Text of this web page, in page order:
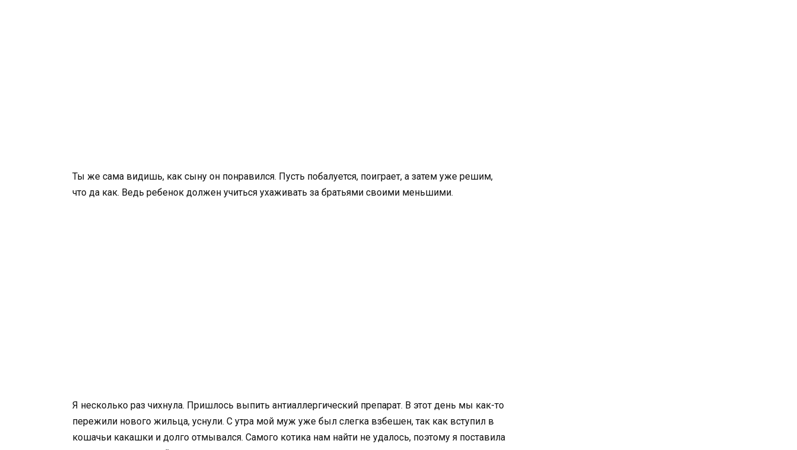
Ты же сама видишь, как сыну он понравился. Пусть побалуется, поиграет, а затем уже решим,
что да как. Ведь ребенок должен учиться ухаживать за братьями своими меньшими.
Я несколько раз чихнула. Пришлось выпить антиаллергический препарат. В этот день мы как-то
пережили нового жильца, уснули. С утра мой муж уже был слегка взбешен, так как вступил в
кошачьи какашки и долго отмывался. Самого котика нам найти не удалось, поэтому я поставила